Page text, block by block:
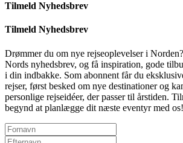
Tilmeld Nyhedsbrev
Tilmeld Nyhedsbrev
Drømmer du om nye rejseoplevelser i
Nords nyhedsbrev, og få inspiration, gode
i din indbakke. Som abonnent får du
rejser, først besked om nye destinationer og
personlige rejseidéer, der passer til årstiden.
begynd at planlægge dit næste eventyr med os!